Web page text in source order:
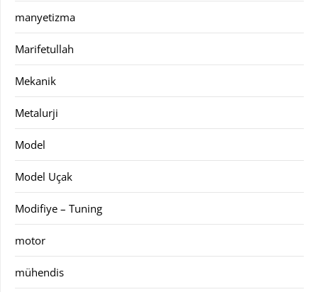
manyetizma
Marifetullah
Mekanik
Metalurji
Model
Model Uçak
Modifiye – Tuning
motor
mühendis